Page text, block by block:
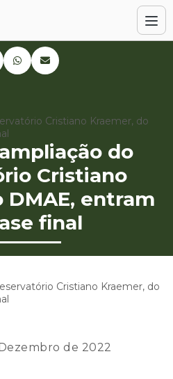
Cristiano Kraemer, do
do
Cristiano
DMAE, entram
final
de 2022